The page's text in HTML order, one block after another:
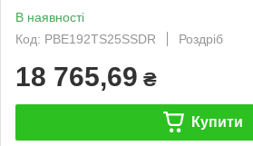
В наявності
Код: PBE192TS25SSDR
Роздріб
18 765,69 ₴
Купити